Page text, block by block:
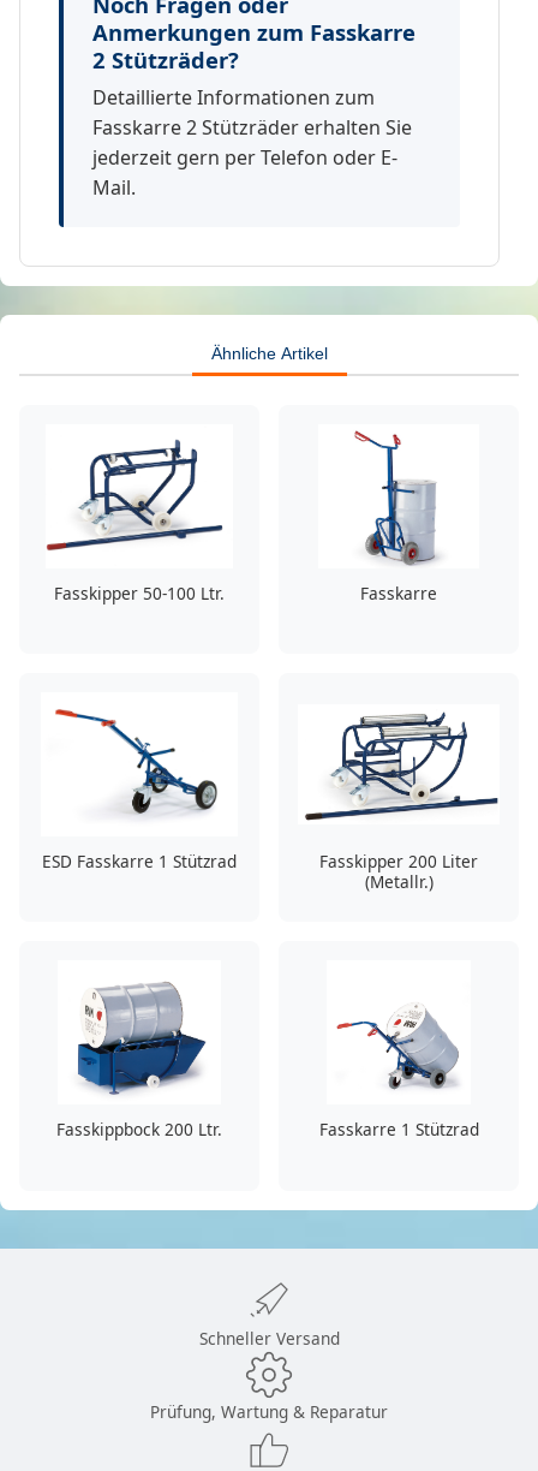
Anmerkungen zum Fasskarre
2 Stützräder?
Detaillierte Informationen zum
Fasskarre 2 Stützräder erhalten Sie
jederzeit gern per Telefon oder E-
Mail.
Ähnliche Artikel
Fasskipper 50-100 Ltr. Fasskarre
ESD Fasskarre 1 Stützrad
Fasskipper 200 Liter
(Metallr.)
Fasskippbock 200 Ltr. Fasskarre 1 Stützrad
Schneller Versand
Prüfung, Wartung & Reparatur